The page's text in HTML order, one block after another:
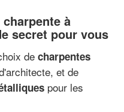
à
secret pour vous
de charpentes
et de
pour les